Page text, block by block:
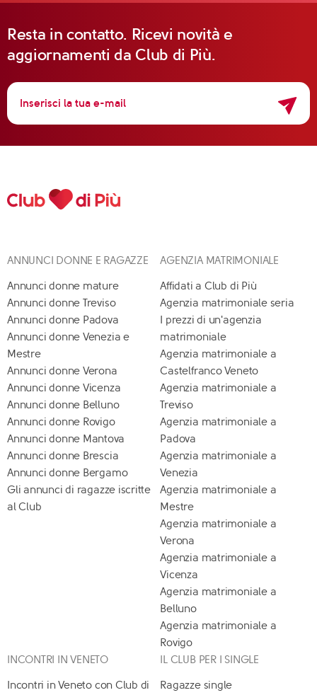
Resta in contatto. Ricevi novità e
aggiornamenti da Club di Più.
ANNUNCI DONNE E RAGAZZE
Annunci donne mature
Annunci donne Treviso
Annunci donne Padova
Annunci donne Venezia e
Mestre
Annunci donne Verona
Annunci donne Vicenza
Annunci donne Belluno
Annunci donne Rovigo
Annunci donne Mantova
Annunci donne Brescia
Annunci donne Bergamo
Gli annunci di ragazze iscritte
al Club
AGENZIA MATRIMONIALE
Affidati a Club di Più
Agenzia matrimoniale seria
I prezzi di un'agenzia
matrimoniale
Agenzia matrimoniale a
Castelfranco Veneto
Agenzia matrimoniale a
Treviso
Agenzia matrimoniale a
Padova
Agenzia matrimoniale a
Venezia
Agenzia matrimoniale a
Mestre
Agenzia matrimoniale a
Verona
Agenzia matrimoniale a
Vicenza
Agenzia matrimoniale a
Belluno
Agenzia matrimoniale a
Rovigo
INCONTRI IN VENETO
Incontri in Veneto con Club di
IL CLUB PER I SINGLE
Ragazze single